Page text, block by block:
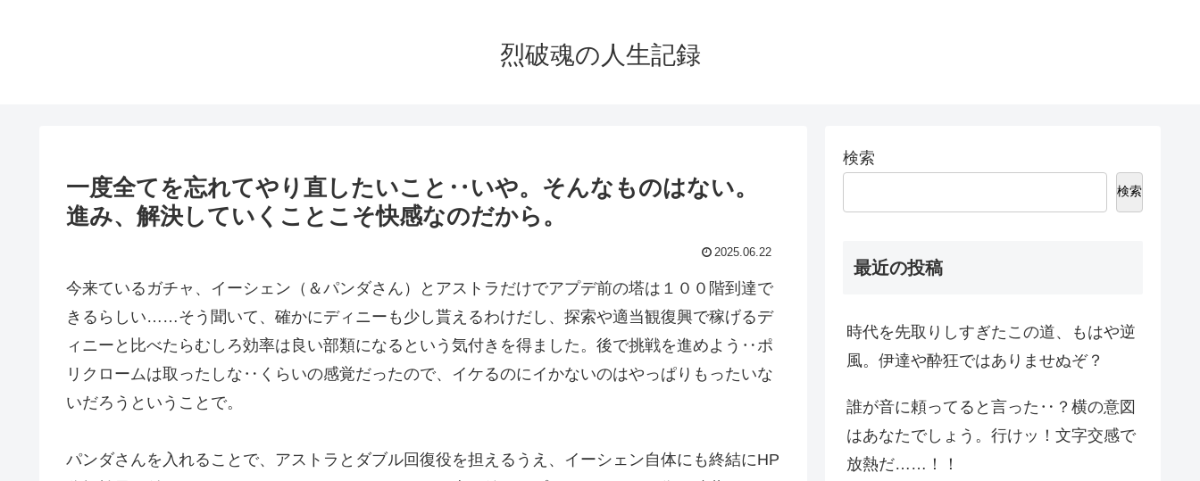
烈破魂の人生記録
一度全てを忘れてやり直したいこと‥いや。そんなものはない。
進み、解決していくことこそ快感なのだから。
2025.06.22
今来ているガチャ、イーシェン（＆パンダさん）とアストラだけでアプデ前の塔は１００階到達で
きるらしい……そう聞いて、確かにディニーも少し貰えるわけだし、探索や適当観復興で稼げるデ
ィニーと比べたらむしろ効率は良い部類になるという気付きを得ました。後で挑戦を進めよう‥ポ
リクロームは取ったしな‥くらいの感覚だったので、イケるのにイかないのはやっぱりもったいな
いだろうということで。
パンダさんを入れることで、アストラとダブル回復役を担えるうえ、イーシェン自体にも終結にHP
検索
検索
最近の投稿
時代を先取りしすぎたこの道、もはや逆
風。伊達や酔狂ではありませぬぞ？
誰が音に頼ってると言った‥？横の意図
はあなたでしょう。行けッ！文字交感で
放熱だ……！！